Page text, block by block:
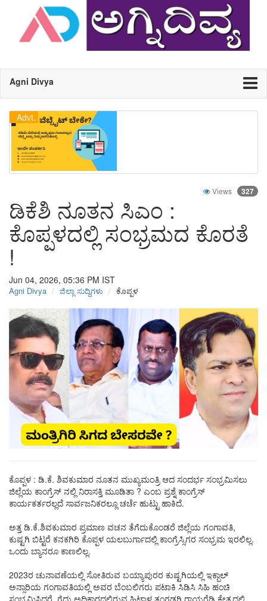
Agni Divya
Advt.
Views 327
ಡಿಕೆಶಿ ನೂತನ ಸಿಎಂ :
ಕೊಪ್ಪಳದಲ್ಲಿ ಸಂಭ್ರಮದ ಕೊರತೆ
!
Jun 04, 2026, 05:36 PM IST
Agni Divya ಜಿಲ್ಲಾ ಸುದ್ದಿಗಳು ಕೊಪ್ಪಳ
ಕೊಪ್ಪಳ : ಡಿ.ಕೆ. ಶಿವಕುಮಾರ ನೂತನ ಮುಖ್ಯಮಂತ್ರಿ ಆದ ಸಂದರ್ಭ ಸಂಭ್ರಮಿಸಲು
ಜಿಲ್ಲೆಯ ಕಾಂಗ್ರೆಸ್ ನಲ್ಲಿ ನಿರಾಸಕ್ತಿ ಮೂಡಿತಾ ? ಎಂಬ ಪ್ರಶ್ನೆ ಕಾಂಗ್ರೆಸ್
ಕಾರ್ಯಕರ್ತರಲ್ಲದೆ ಸಾರ್ವಜನಿಕರಲ್ಲೂ ಚರ್ಚೆ ಹುಟ್ಟು ಹಾಕಿದೆ.
ಅತ್ತ ಡಿ.ಕೆ.ಶಿವಕುಮಾರ ಪ್ರಮಾಣ ವಚನ ತೆಗೆದುಕೊಂಡರೆ ಜಿಲ್ಲೆಯ ಗಂಗಾವತಿ,
ಕುಷ್ಟಗಿ ಬಿಟ್ಟರೆ ಕನಕಗಿರಿ ಕೊಪ್ಪಳ ಯಲಬುರ್ಗಾದಲ್ಲಿ ಕಾಂಗ್ರೆಸ್ಸಿಗರ ಸಂಭ್ರಮ ಇರಲಿಲ್ಲ.
ಒಂದು ಬ್ಯಾನರೂ ಕಾಣಲಿಲ್ಲ.
2023ರ ಚುನಾವಣೆಯಲ್ಲಿ ಸೋತಿರುವ ಬಯ್ಯಾಪುರರ ಕುಷ್ಟಗಿಯಲ್ಲಿ ಇಕ್ಬಾಲ್
ಅನ್ಸಾರಿಯ ಗಂಗಾವತಿಯಲ್ಲಿ ಅವರ ಬೆಂಬಲಿಗರು ಪಟಾಕಿ ಸಿಡಿಸಿ ಸಿಹಿ ಹಂಚಿ